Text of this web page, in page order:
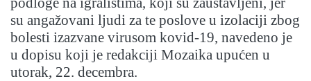
su angažovani ljudi za te poslove u izolaciji zbog
bolesti izazvane virusom kovid-19, navedeno je
u dopisu koji je redakciji Mozaika upućen u
utorak, 22. decembra.